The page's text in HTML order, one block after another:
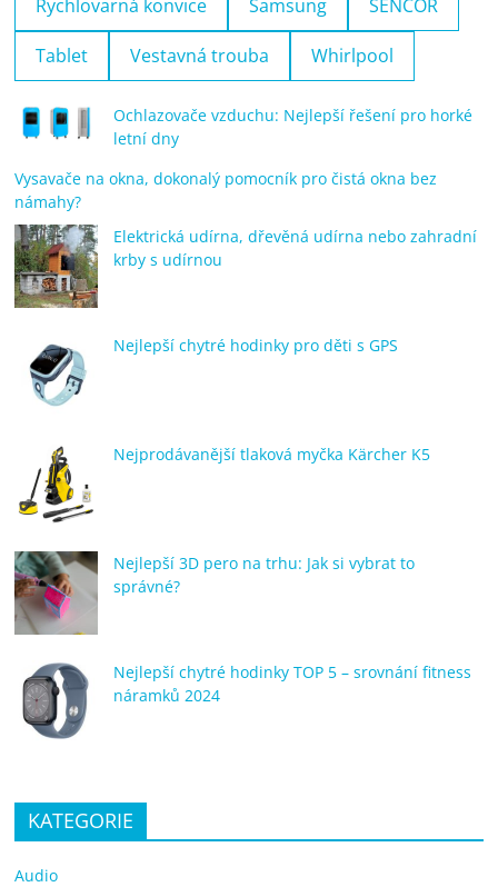
Rychlovarná konvice Samsung SENCOR
Tablet Vestavná trouba Whirlpool
Ochlazovače vzduchu: Nejlepší řešení pro horké
letní dny
Vysavače na okna, dokonalý pomocník pro čistá okna bez
námahy?
Elektrická udírna, dřevěná udírna nebo zahradní
krby s udírnou
Nejlepší chytré hodinky pro děti s GPS
Nejprodávanější tlaková myčka Kärcher K5
Nejlepší 3D pero na trhu: Jak si vybrat to
správné?
Nejlepší chytré hodinky TOP 5 – srovnání fitness
náramků 2024
KATEGORIE
Audio